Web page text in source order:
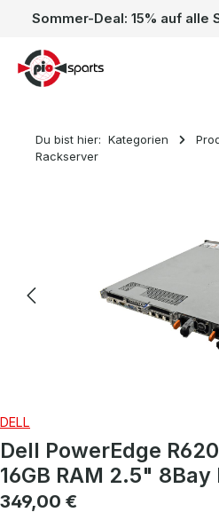
Zum Hauptinhalt springen
Du bist hier: Kategorien
Rackserver
DELL
Dell PowerEdge
16GB RAM 2.5" 8Bay
Regulärer Preis:
349,00 €